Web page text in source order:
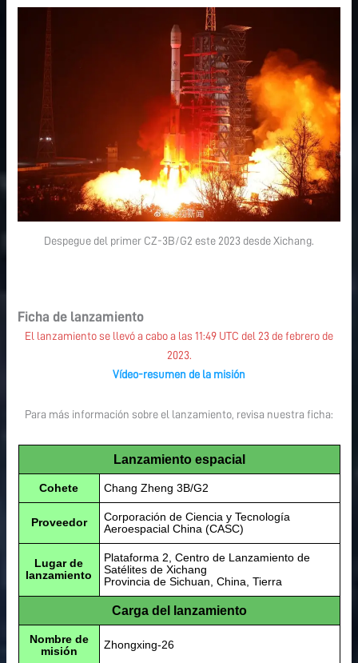
Despegue del primer CZ-3B/G2 este 2023 desde Xichang.
Ficha de lanzamiento
El lanzamiento se llevó a cabo a las 11:49 UTC del 23 de febrero de
2023.
Vídeo-resumen de la misión
Para más información sobre el lanzamiento, revisa nuestra ficha:
Lanzamiento espacial
Cohete Chang Zheng 3B/G2
Proveedor
Corporación de Ciencia y Tecnología
Aeroespacial China (CASC)
Lugar de
lanzamiento
Plataforma 2, Centro de Lanzamiento de
Satélites de Xichang
Provincia de Sichuan, China, Tierra
Carga del lanzamiento
Nombre de
misión
Zhongxing-26